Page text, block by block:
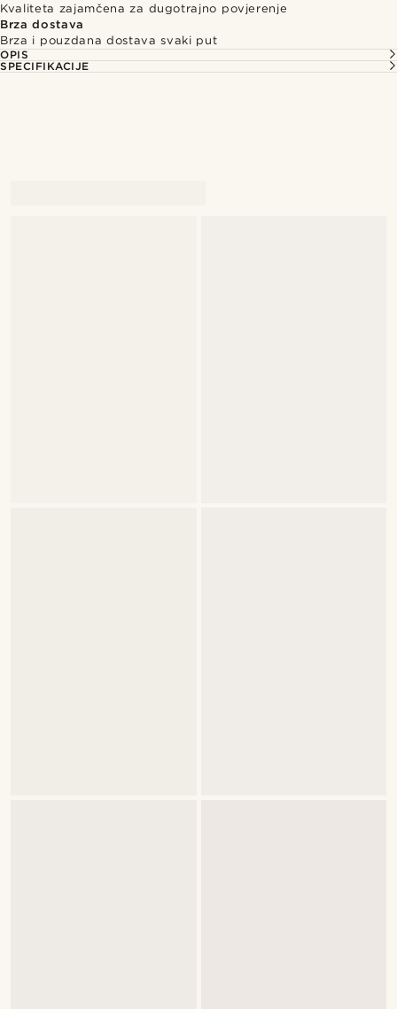
Kvaliteta zajamčena za dugotrajno povjerenje
Brza dostava
Brza i pouzdana dostava svaki put
OPIS
SPECIFIKACIJE